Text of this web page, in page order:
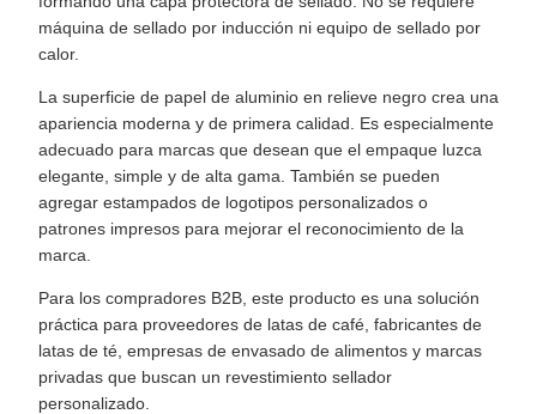
máquina de sellado por inducción ni equipo de sellado por
calor.
La superficie de papel de aluminio en relieve negro crea una
apariencia moderna y de primera calidad. Es especialmente
adecuado para marcas que desean que el empaque luzca
elegante, simple y de alta gama. También se pueden
agregar estampados de logotipos personalizados o
patrones impresos para mejorar el reconocimiento de la
marca.
Para los compradores B2B, este producto es una solución
práctica para proveedores de latas de café, fabricantes de
latas de té, empresas de envasado de alimentos y marcas
privadas que buscan un revestimiento sellador
personalizado.